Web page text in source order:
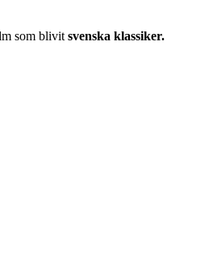
som blivit svenska klassiker.